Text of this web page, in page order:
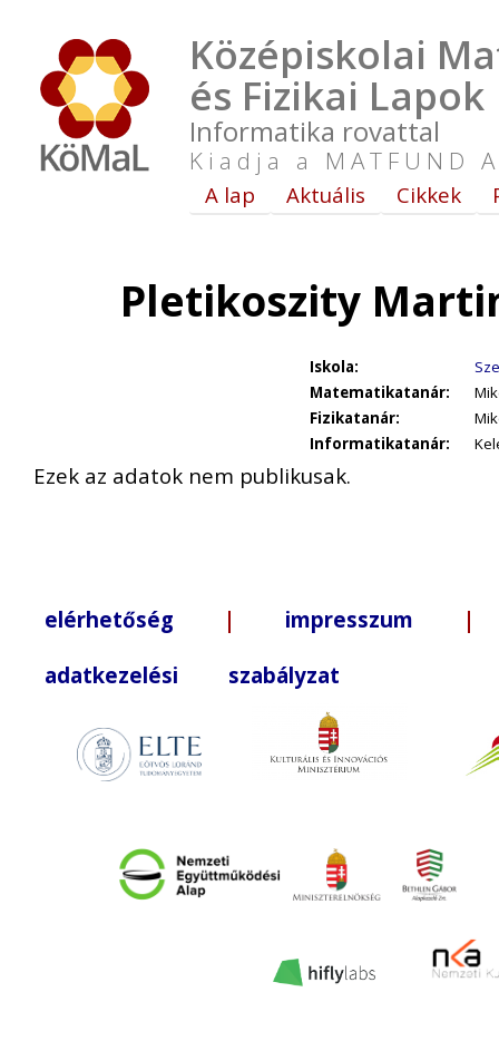
Középiskolai
és Fizikai Lapok
Informatika rovattal
Kiadja a MATFUND
A lap Aktuális Cikkek
Pletikoszity
Iskola:
Matematikatanár:
Fizikatanár:
Informatikatanár:
Ezek az adatok nem publikusak.
elérhetőség | impresszum |
adatkezelési szabályzat